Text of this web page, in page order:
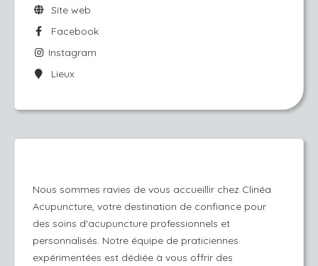
Site web
Facebook
Instagram
Lieux
Nous sommes ravies de vous accueillir chez Clinéa
Acupuncture, votre destination de confiance pour
des soins d'acupuncture professionnels et
personnalisés. Notre équipe de praticiennes
expérimentées est dédiée à vous offrir des